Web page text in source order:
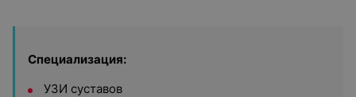
Специализация:
УЗИ суставов